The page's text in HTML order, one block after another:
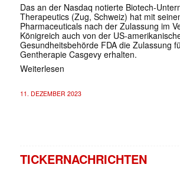
Das an der Nasdaq notierte Biotech-
Therapeutics (Zug, Schweiz) hat mit
Pharmaceuticals nach der Zulassung im
Königreich auch von der US-
Gesundheitsbehörde FDA die Zulassung
Gentherapie Casgevy erhalten.
Weiterlesen
11. DEZEMBER 2023
TICKERNACHRICHTEN